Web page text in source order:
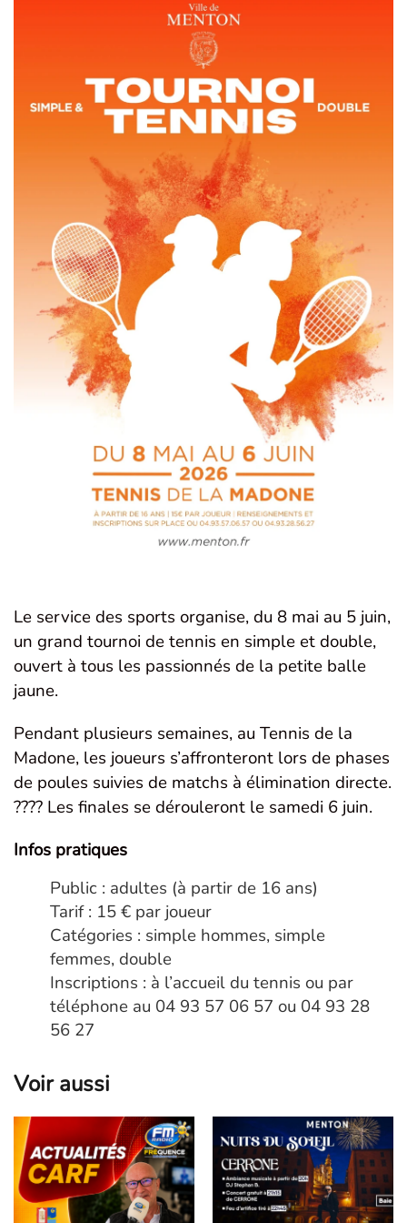
Le service des sports organise, du 8 mai au 5 juin,
un grand tournoi de tennis en simple et double,
ouvert à tous les passionnés de la petite balle
jaune.
Pendant plusieurs semaines, au Tennis de la
Madone, les joueurs s’affronteront lors de phases
de poules suivies de matchs à élimination directe.
???? Les finales se dérouleront le samedi 6 juin.
Infos pratiques
Public : adultes (à partir de 16 ans)
Tarif : 15 € par joueur
Catégories : simple hommes, simple
femmes, double
Inscriptions : à l’accueil du tennis ou par
téléphone au 04 93 57 06 57 ou 04 93 28
56 27
Voir aussi